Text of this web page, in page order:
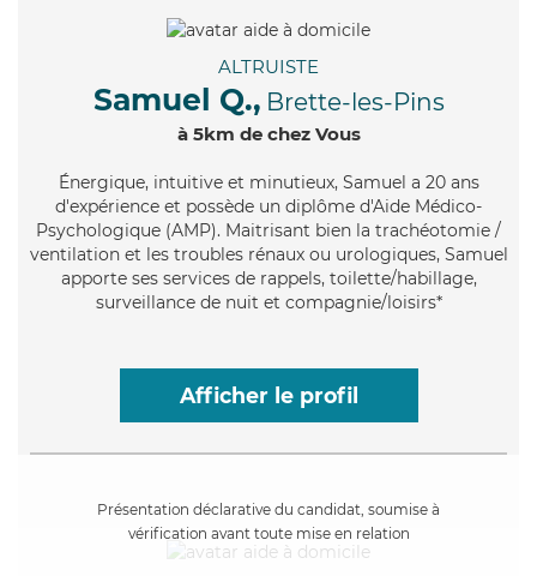
ALTRUISTE
Samuel Q., Brette-les-Pins
à 5km de chez Vous
Énergique, intuitive et minutieux, Samuel a 20 ans
d'expérience et possède un diplôme d'Aide Médico-
Psychologique (AMP). Maitrisant bien la trachéotomie /
ventilation et les troubles rénaux ou urologiques, Samuel
apporte ses services de rappels, toilette/habillage,
surveillance de nuit et compagnie/loisirs*
Afficher le profil
Présentation déclarative du candidat, soumise à
vérification avant toute mise en relation